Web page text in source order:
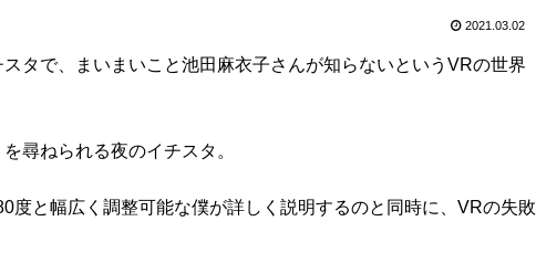
2021.03.02
タで、まいまいこと池田麻衣子さんが知らないというVRの世界
尋ねられる夜のイチスタ。
度と幅広く調整可能な僕が詳しく説明するのと同時に、VRの失敗